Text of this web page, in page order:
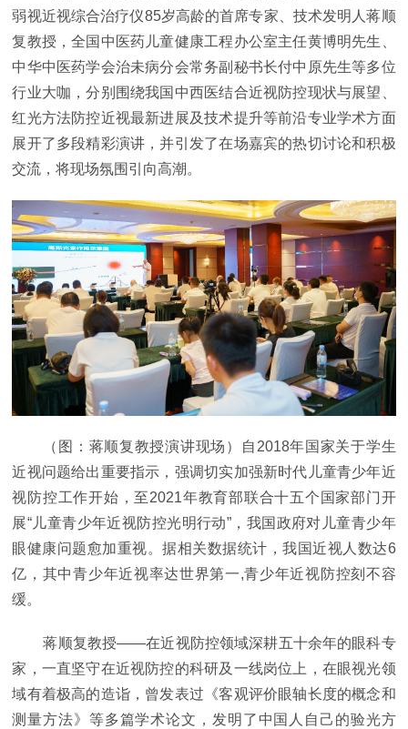
弱视近视综合治疗仪85岁高龄的首席专家、技术发明人蒋顺
复教授，全国中医药儿童健康工程办公室主任黄博明先生、
中华中医药学会治未病分会常务副秘书长付中原先生等多位
行业大咖，分别围绕我国中西医结合近视防控现状与展望、
红光方法防控近视最新进展及技术提升等前沿专业学术方面
展开了多段精彩演讲，并引发了在场嘉宾的热切讨论和积极
交流，将现场氛围引向高潮。
（图：蒋顺复教授演讲现场）自2018年国家关于学生
近视问题给出重要指示，强调切实加强新时代儿童青少年近
视防控工作开始，至2021年教育部联合十五个国家部门开
展“儿童青少年近视防控光明行动”，我国政府对儿童青少年
眼健康问题愈加重视。据相关数据统计，我国近视人数达6
亿，其中青少年近视率达世界第一,青少年近视防控刻不容
缓。
蒋顺复教授——在近视防控领域深耕五十余年的眼科专
家，一直坚守在近视防控的科研及一线岗位上，在眼视光领
域有着极高的造诣，曾发表过《客观评价眼轴长度的概念和
测量方法》等多篇学术论文，发明了中国人自己的验光方